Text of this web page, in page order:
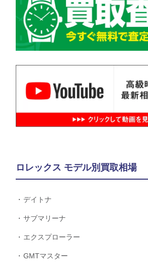
ロレックス モデル別買取相場
デイトナ
サブマリーナ
エクスプローラー
GMTマスター